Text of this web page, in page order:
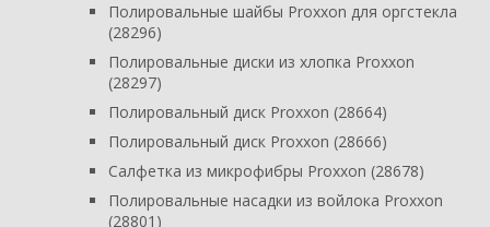
Полировальные шайбы Proxxon для оргстекла
(28296)
Полировальные диски из хлопка Proxxon
(28297)
Полировальный диск Proxxon (28664)
Полировальный диск Proxxon (28666)
Салфетка из микрофибры Proxxon (28678)
Полировальные насадки из войлока Proxxon
(28801)